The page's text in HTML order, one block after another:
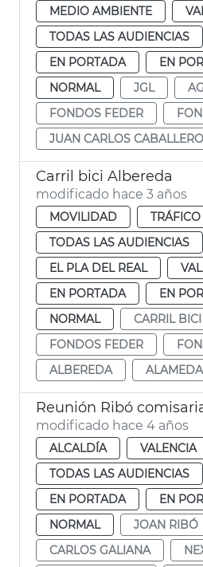
MEDIO AMBIENTE
TODAS LAS AUDIENCIAS
EN PORTADA
EN
NORMAL
JGL
FONDOS FEDER
JUAN CARLOS CABALLERO
Carril bici Albereda
modificado hace 3 años
MOVILIDAD
TRÁFICO
TODAS LAS AUDIENCIAS
EL PLA DEL REAL
EN PORTADA
EN
NORMAL
CARRIL BICI
FONDOS FEDER
ALBEREDA
ALAMEDA
Reunión Ribó
modificado hace 4 años
ALCALDÍA
VALENCIA
TODAS LAS AUDIENCIAS
EN PORTADA
EN
NORMAL
JOAN RIBÓ
CARLOS GALIANA